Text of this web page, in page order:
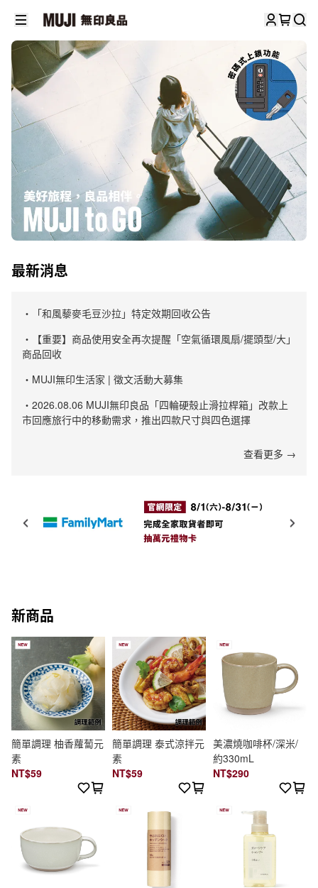
最新消息
・「和風藜麥毛豆沙拉」特定效期回收公告
・【重要】商品使用安全再次提醒「空氣循環風扇/擺頭型/大」
商品回收
・MUJI無印生活家 | 徵文活動大募集
・2026.08.06 MUJI無印良品「四輪硬殼止滑拉桿箱」改款上
市回應旅行中的移動需求，推出四款尺寸與四色選擇
查看更多 →
新商品
簡單調理 柚香蘿蔔元
素
NT$59
簡單調理 泰式涼拌元
素
NT$59
美濃燒咖啡杯/深米/
約330mL
NT$290